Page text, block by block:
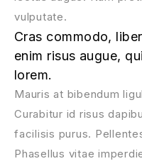
vulputate.
Cras commodo,
enim risus augue,
lorem.
Mauris at bibendum
Curabitur id risus
facilisis purus.
Phasellus vitae